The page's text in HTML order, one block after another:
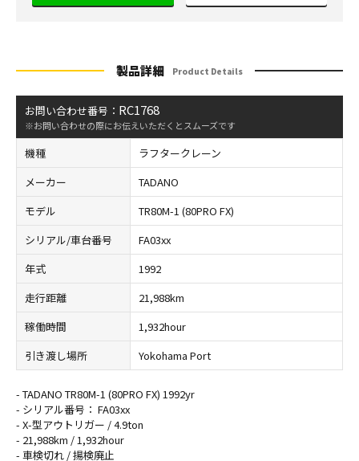
製品詳細 Product Details
お問い合わせ番号： RC1768
※お問い合わせの際にお伝えいただくとスムーズです
機種
ラフタークレーン
メーカー
TADANO
モデル
TR80M-1 (80PRO FX)
シリアル/車台番号
FA03xx
年式
1992
走行距離
21,988km
稼働時間
1,932hour
引き渡し場所
Yokohama Port
- TADANO TR80M-1 (80PRO FX) 1992yr
- シリアル番号： FA03xx
- X-型アウトリガー / 4.9ton
- 21,988km / 1,932hour
- 車検切れ / 揚検廃止